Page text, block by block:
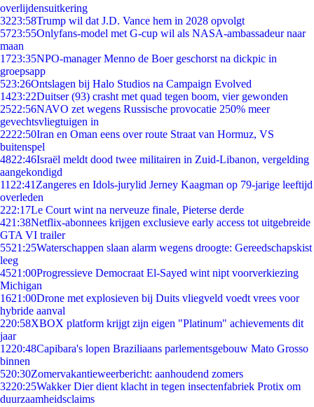
overlijdensuitkering
3223:58Trump wil dat J.D. Vance hem in 2028 opvolgt
5723:55Onlyfans-model met G-cup wil als NASA-ambassadeur naar
maan
1723:35NPO-manager Menno de Boer geschorst na dickpic in
groepsapp
523:26Ontslagen bij Halo Studios na Campaign Evolved
1423:22Duitser (93) crasht met quad tegen boom, vier gewonden
2522:56NAVO zet wegens Russische provocatie 250% meer
gevechtsvliegtuigen in
2222:50Iran en Oman eens over route Straat van Hormuz, VS
buitenspel
4822:46Israël meldt dood twee militairen in Zuid-Libanon, vergelding
aangekondigd
11 22:41 Zangeres en Idols-jurylid Jerney Kaagman op 79-jarige leeftijd
overleden
222:17Le Court wint na nerveuze finale, Pieterse derde
421:38Netflix-abonnees krijgen exclusieve early access tot uitgebreide
GTA VI trailer
5521:25Waterschappen slaan alarm wegens droogte: Gereedschapskist
leeg
4521:00Progressieve Democraat El-Sayed wint nipt voorverkiezing
Michigan
1621:00Drone met explosieven bij Duits vliegveld voedt vrees voor
hybride aanval
220:58XBOX platform krijgt zijn eigen "Platinum" achievements dit
jaar
1220:48Capibara's lopen Braziliaans parlementsgebouw Mato Grosso
binnen
520:30Zomervakantieweerbericht: aanhoudend zomers
3220:25Wakker Dier dient klacht in tegen insectenfabriek Protix om
duurzaamheidsclaims